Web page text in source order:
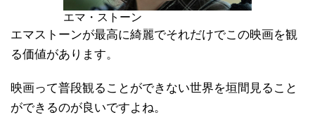
エマ・ストーン
エマストーンが最高に綺麗でそれだけでこの映画を観
る価値があります。
映画って普段観ることができない世界を垣間見ること
ができるのが良いですよね。